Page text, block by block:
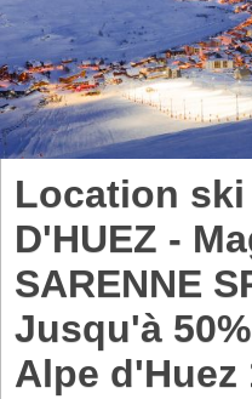
Location ski
D'HUEZ -
SARENNE
Jusqu'à
Alpe d'Huez